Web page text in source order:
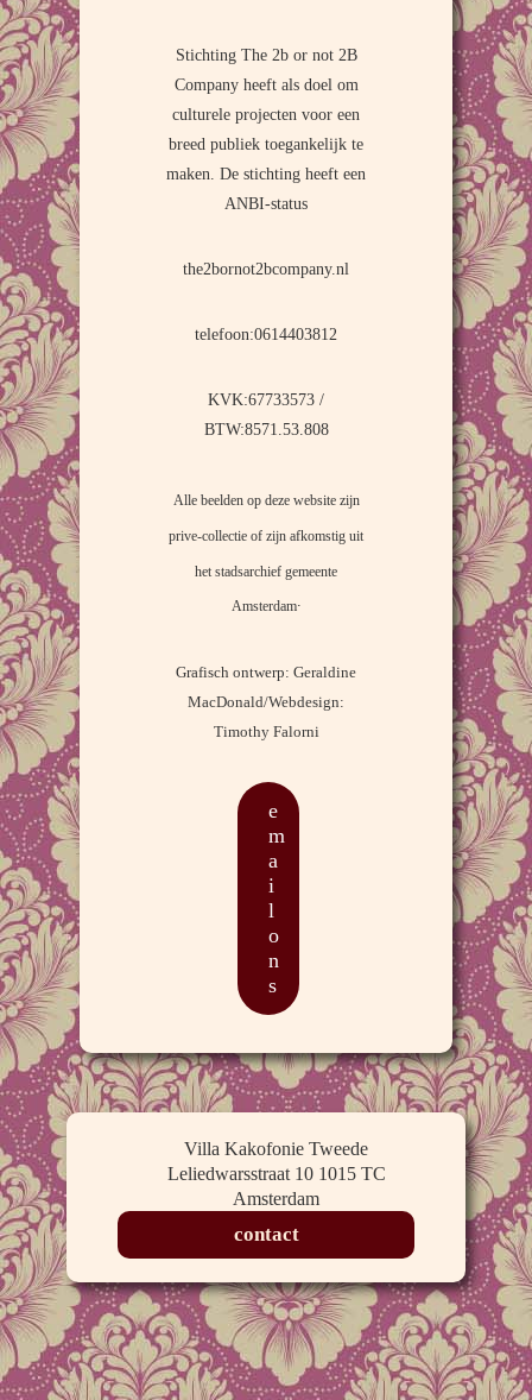
Stichting The 2b or not 2B
Company heeft als doel om
culturele projecten voor een
breed publiek toegankelijk te
maken. De stichting heeft een
ANBI-status
the2bornot2bcompany.nl
telefoon:0614403812
KVK:67733573 /
BTW:8571.53.808
Alle beelden op deze website zijn
prive-collectie of zijn afkomstig uit
het stadsarchief gemeente
Amsterdam.
Grafisch ontwerp: Geraldine
MacDonald/Webdesign:
Timothy Falorni
e
m
a
i
l
o
n
s
Villa Kakofonie Tweede
Leliedwarsstraat 10 1015 TC
Amsterdam
contact